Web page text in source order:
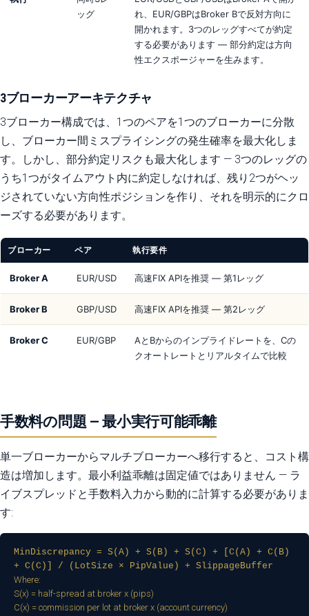
ッグ
れ、EUR/GBPはBroker Bで反対方向に
開かれます。3つのレッグすべてが約定
する必要があります — 部分約定は方向
性エクスポージャーを生みます。
3ブローカーアーキテクチャ
3ブローカー構成では、1つのペアを1つのブローカーに分散
し、ブローカー間ミスプライシングの発生確率を最大化しま
す。しかし、部分約定リスクも最大化します — 3つのレッグの
うち1つがタイムアウト内に約定しなければ、残り2つがヘッ
ジされていない方向性ポジションを作り、それを明示的にクロ
ーズする必要があります。
ブローカー ペア 執行要件
Broker A EUR/USD 高速FIX APIを推奨 — 第1レッグ
Broker B GBP/USD 高速FIX APIを推奨 — 第2レッグ
Broker C EUR/GBP
AとBからのインプライドレートを、Cの
クオートレートとリアルタイムで比較
手数料の問題 — 最小実行可能乖離
単一ブローカーからマルチブローカーへ移行すると、コスト構
造は増加します。最小利益乖離は固定値ではありません — ラ
イブスプレッドと手数料入力から動的に計算する必要がありま
す:
MinDiscrepancy = S(A) + S(B) + S(C) + [C(A) + C(B)
+ C(C)] / (LotSize × PipValue) + SlippageBuffer
Where:
S(x) = half-spread at broker x (pips)
C(x) = commission per lot at broker x (account currency)